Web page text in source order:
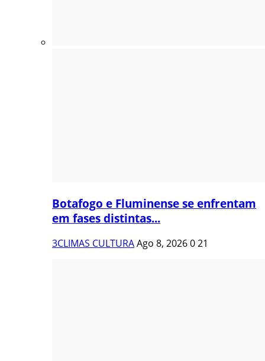
Botafogo e Fluminense se enfrentam
em fases distintas...
3CLIMAS CULTURAAgo 8, 2026021